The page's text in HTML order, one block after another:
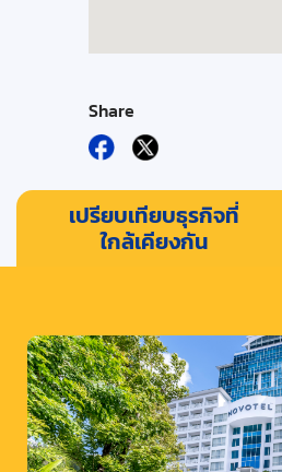
Share
เปรียบเทียบธุรกิจที่
ใกล้เคียงกัน